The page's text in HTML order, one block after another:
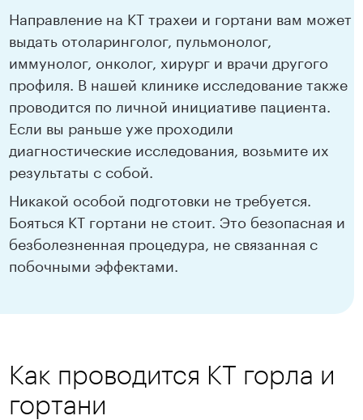
Направление на КТ трахеи и гортани вам может
выдать отоларинголог, пульмонолог,
иммунолог, онколог, хирург и врачи другого
профиля. В нашей клинике исследование также
проводится по личной инициативе пациента.
Если вы раньше уже проходили
диагностические исследования, возьмите их
результаты с собой.
Никакой особой подготовки не требуется.
Бояться КТ гортани не стоит. Это безопасная и
безболезненная процедура, не связанная с
побочными эффектами.
Как проводится КТ горла и
гортани